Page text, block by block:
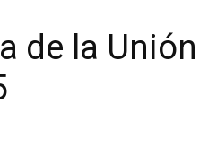
de la Unión